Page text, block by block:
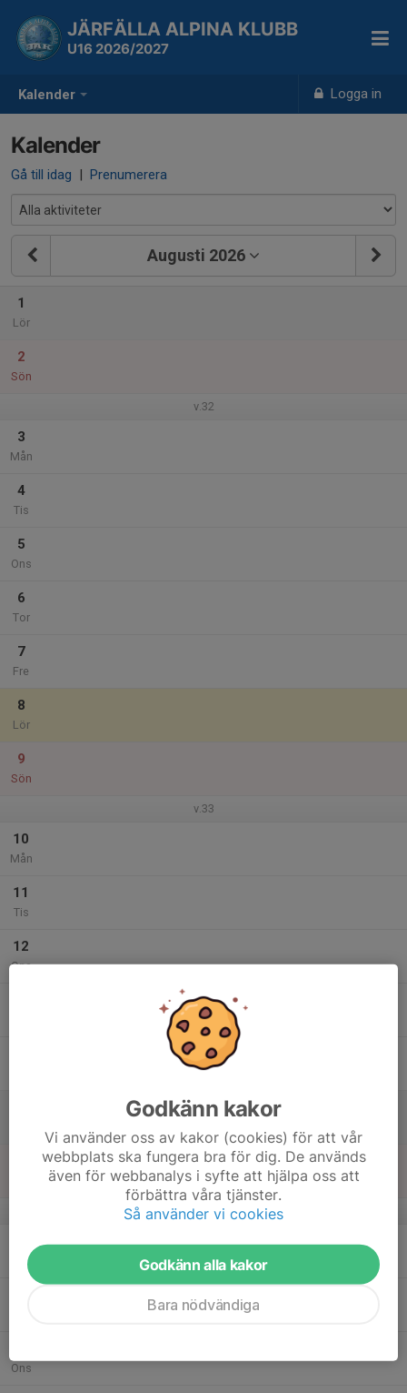
Kalender Logga in
JÄRFÄLLA ALPINA KLUBB
U16 2026/2027
Kalender
Gå till idag | Prenumerera
Augusti 2026
1
Lör
2
Sön
v.32
3
Mån
4
Tis
5
Ons
6
Tor
7
Fre
8
Lör
9
Sön
v.33
10
Mån
11
Tis
12
Ons
v.34
Mån
Ons
Godkänn kakor
Vi använder oss av kakor (cookies) för att vår
webbplats ska fungera bra för dig. De används
även för webbanalys i syfte att hjälpa oss att
förbättra våra tjänster.
Så använder vi cookies
Godkänn alla kakor
Bara nödvändiga